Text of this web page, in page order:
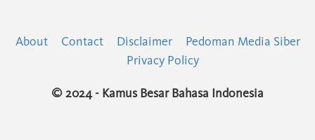
About Contact Disclaimer
Pedoman Media Siber
Privacy Policy
© 2024 - Kamus Besar Bahasa Indonesia